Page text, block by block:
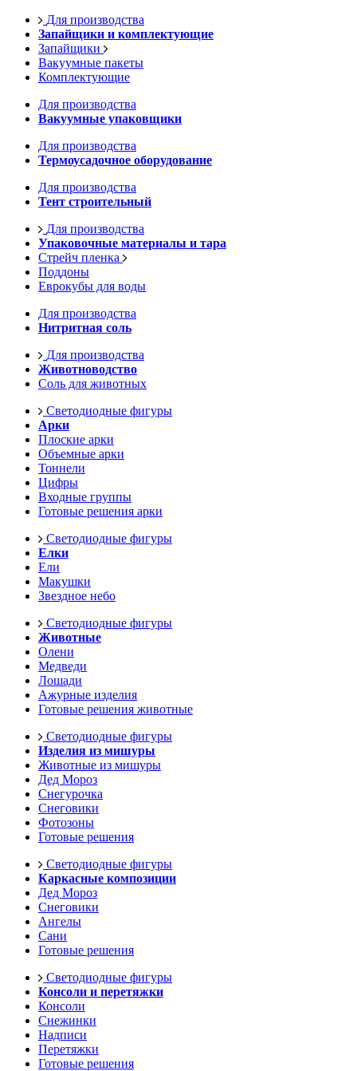
Для производства
Запайщики и комплектующие
Запайщики
Вакуумные пакеты
Комплектующие
Для производства
Вакуумные упаковщики
Для производства
Термоусадочное оборудование
Для производства
Тент строительный
Для производства
Упаковочные материалы и тара
Стрейч пленка
Поддоны
Еврокубы для воды
Для производства
Нитритная соль
Для производства
Животноводство
Соль для животных
Светодиодные фигуры
Арки
Плоские арки
Объемные арки
Тоннели
Цифры
Входные группы
Готовые решения арки
Светодиодные фигуры
Елки
Ели
Макушки
Звездное небо
Светодиодные фигуры
Животные
Олени
Медведи
Лошади
Ажурные изделия
Готовые решения животные
Светодиодные фигуры
Изделия из мишуры
Животные из мишуры
Дед Мороз
Снегурочка
Снеговики
Фотозоны
Готовые решения
Светодиодные фигуры
Каркасные композиции
Дед Мороз
Снеговики
Ангелы
Сани
Готовые решения
Светодиодные фигуры
Консоли и перетяжки
Консоли
Снежинки
Надписи
Перетяжки
Готовые решения